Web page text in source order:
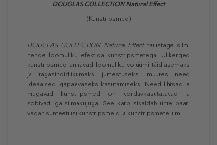
DOUGLAS COLLECTION Natural Effect
(Kunstripsmed)
DOUGLAS COLLECTION Natural Effect täiustage silmi
nende loomuliku efektiga kunstripsmetega. Ülikerged
kunstripsmed annavad loomuliku volüümi täidlasemaks
ja tagasihoidlikumaks jumestuseks, muutes need
ideaalsed igapäevaseks kasutamiseks. Need lihtsad ja
mugavad kunstripsmed on korduvkasutatavad ja
sobivad iga silmakujuga. See karp sisaldab ühte paari
vegan sünteetilisi kunstripsmeid ja kunstripsmete liimi.